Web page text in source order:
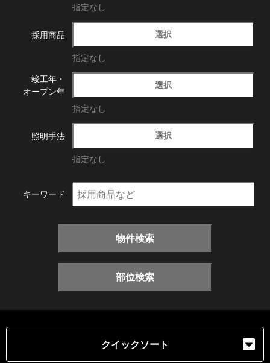
指定なし
採用商品 選択
指定なし
竣工年・
オープン年
選択
指定なし
照明手法 選択
指定なし
キーワード
物件検索
部位検索
クイックソート